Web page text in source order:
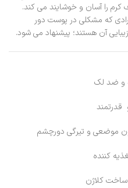
کرم را آسان و خوشایند می کند.
که مشکلی در پوست دور
آن هستند؛ پیشنهاد می شود.
و ضد لک
موضعی و تیرگی دورچشم
کننده
کلاژن